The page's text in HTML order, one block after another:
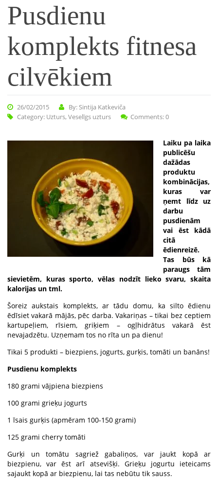
Pusdienu
komplekts fitnesa
cilvēkiem
26/02/2015
By: Sintija Katkeviča
Category: Uzturs, Veselīgs uzturs Comments: 0
Laiku pa laika
publicēšu
dažādas
produktu
kombinācijas,
kuras var
ņemt līdz uz
darbu
pusdienām
vai ēst kādā
citā
ēdienreizē.
Tas būs kā
paraugs tām
sievietēm, kuras sporto, vēlas nodzīt lieko svaru, skaita
kalorijas un tml.
Šoreiz aukstais komplekts, ar tādu domu, ka silto ēdienu
ēdīsiet vakarā mājās, pēc darba. Vakariņas – tikai bez ceptiem
kartupeļiem, rīsiem, griķiem – ogļhidrātus vakarā ēst
nevajadzētu. Uzņemam tos no rīta un pa dienu!
Tikai 5 produkti – biezpiens, jogurts, gurķis, tomāti un banāns!
Pusdienu komplekts
180 grami vājpiena biezpiens
100 grami grieķu jogurts
1 īsais gurķis (apmēram 100-150 grami)
125 grami cherry tomāti
Gurķi un tomātu sagriež gabaliņos, var jaukt kopā ar
biezpienu, var ēst arī atsevišķi. Grieķu jogurtu ieteicams
sajaukt kopā ar biezpienu, lai tas nebūtu tik sauss.